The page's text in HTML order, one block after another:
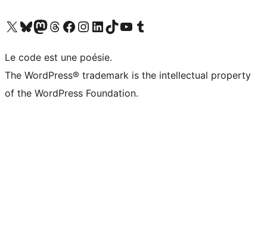
Visit our X (formerly Twitter) account
Visit our Bluesky account
Visit our Mastodon account
Visit our Threads account
Visit our Facebook page
Visit our Instagram account
Visit our LinkedIn account
Visit our TikTok account
Visit our YouTube channel
Visit our Tumblr account
Le code est une poésie.
The WordPress® trademark is the intellectual property
of the WordPress Foundation.